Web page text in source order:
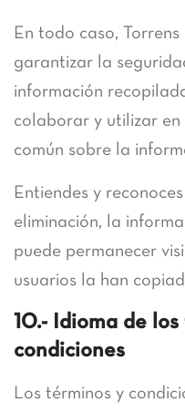
En todo caso,
garantizar la
información
colaborar y utilizar
común sobre la
Entiendes y
eliminación, la
puede permanecer
usuarios la han
10.- Idioma de
condiciones
Los términos y